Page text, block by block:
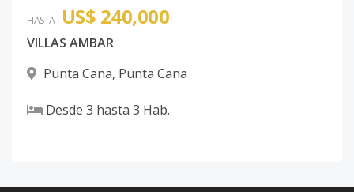
HASTA US$ 240,000
VILLAS AMBAR
Punta Cana, Punta Cana
Desde 3 hasta 3 Hab.